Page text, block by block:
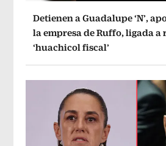
Detienen a Guadalupe ‘N’,
la empresa de Ruffo, ligada a
‘huachicol fiscal’